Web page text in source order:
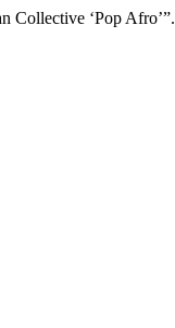
Collective ‘Pop Afro’”.